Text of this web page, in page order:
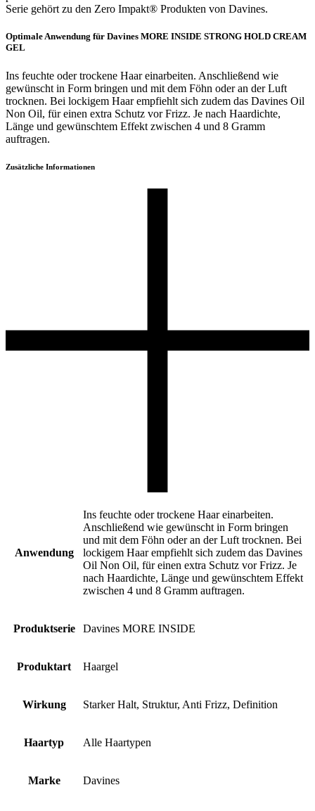
Serie gehört zu den Zero Impakt® Produkten von Davines.
Optimale Anwendung für Davines MORE INSIDE STRONG HOLD CREAM
GEL
Ins feuchte oder trockene Haar einarbeiten. Anschließend wie
gewünscht in Form bringen und mit dem Föhn oder an der Luft
trocknen. Bei lockigem Haar empfiehlt sich zudem das Davines Oil
Non Oil, für einen extra Schutz vor Frizz. Je nach Haardichte,
Länge und gewünschtem Effekt zwischen 4 und 8 Gramm
auftragen.
Zusätzliche Informationen
Anwendung
Ins feuchte oder trockene Haar einarbeiten.
Anschließend wie gewünscht in Form bringen
und mit dem Föhn oder an der Luft trocknen. Bei
lockigem Haar empfiehlt sich zudem das Davines
Oil Non Oil, für einen extra Schutz vor Frizz. Je
nach Haardichte, Länge und gewünschtem Effekt
zwischen 4 und 8 Gramm auftragen.
Produktserie Davines MORE INSIDE
Produktart Haargel
Wirkung Starker Halt, Struktur, Anti Frizz, Definition
Haartyp Alle Haartypen
Marke Davines